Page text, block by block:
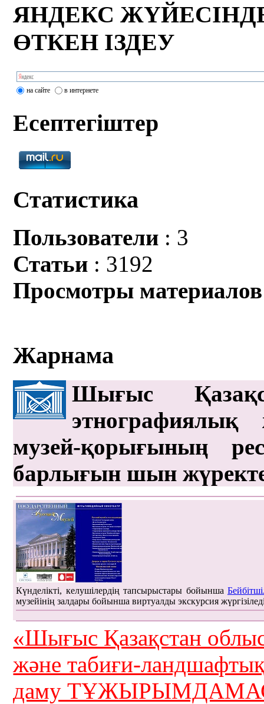
ЯНДЕКС
ӨТКЕН ІЗДЕУ
на сайте в интернете
Есептегіштер
Статистика
Пользователи : 3
Статьи : 3192
Просмотры материалов
Жарнама
Шығыс
этнографиялық
музей-қорығының
барлығын шын
Күнделікті, келушілердің тапсырыстары бойынша
музейінің залдары бойынша виртуалды экскурсия
«Шығыс Қазақстан
және табиғи-
даму